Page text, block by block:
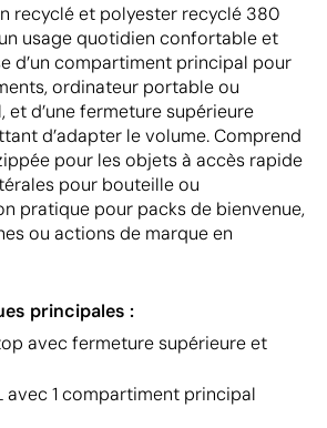
recyclé et polyester recyclé 380
usage quotidien confortable et
d’un compartiment principal pour
ordinateur portable ou
et d’une fermeture supérieure
d’adapter le volume. Comprend
pour les objets à accès rapide
pour bouteille ou
pratique pour packs de bienvenue,
ou actions de marque en
principales :
avec fermeture supérieure et
avec 1 compartiment principal